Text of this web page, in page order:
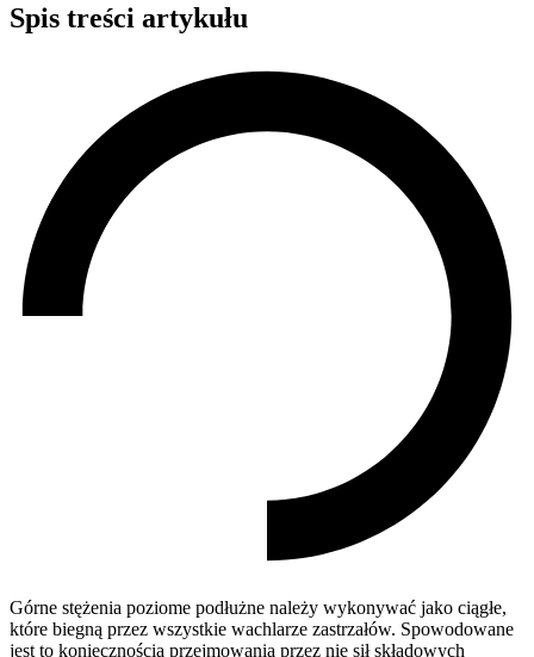
Spis treści artykułu
Górne stężenia poziome podłużne należy wykonywać jako ciągłe,
które biegną przez wszystkie wachlarze zastrzałów. Spowodowane
jest to koniecznością przejmowania przez nie sił składowych